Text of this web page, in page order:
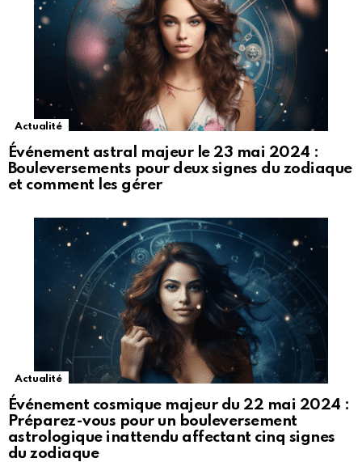
Actualité
Événement astral majeur le 23 mai 2024 :
Bouleversements pour deux signes du zodiaque
et comment les gérer
Actualité
Événement cosmique majeur du 22 mai 2024 :
Préparez-vous pour un bouleversement
astrologique inattendu affectant cinq signes
du zodiaque